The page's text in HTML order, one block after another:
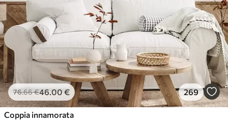
76.66€46.00 € 269
Coppia innamorata